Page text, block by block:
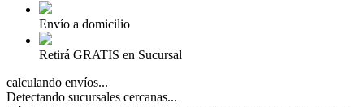
Envío a domicilio
Retirá GRATIS en Sucursal
calculando envíos...
Detectando sucursales cercanas...